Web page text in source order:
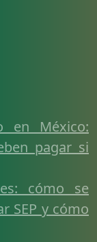
en México:
pagar si
cómo se
SEP y cómo